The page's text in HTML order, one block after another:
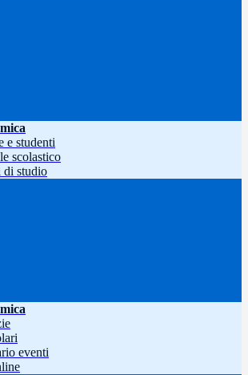
e studenti
scolastico
di studio
eventi